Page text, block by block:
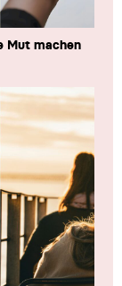
Mut machen